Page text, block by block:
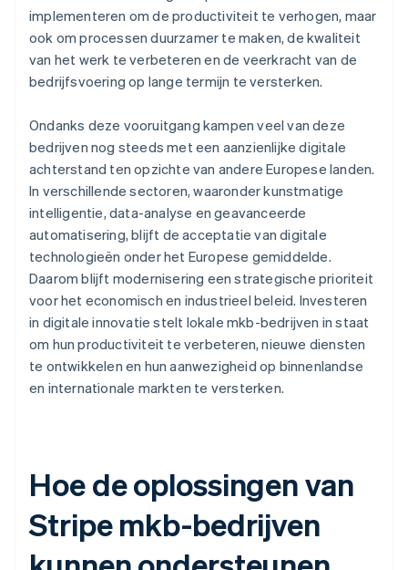
implementeren om de productiviteit te verhogen, maar
ook om processen duurzamer te maken, de kwaliteit
van het werk te verbeteren en de veerkracht van de
bedrijfsvoering op lange termijn te versterken.
Ondanks deze vooruitgang kampen veel van deze
bedrijven nog steeds met een aanzienlijke digitale
achterstand ten opzichte van andere Europese landen.
In verschillende sectoren, waaronder kunstmatige
intelligentie, data-analyse en geavanceerde
automatisering, blijft de acceptatie van digitale
technologieën onder het Europese gemiddelde.
Daarom blijft modernisering een strategische prioriteit
voor het economisch en industrieel beleid. Investeren
in digitale innovatie stelt lokale mkb-bedrijven in staat
om hun productiviteit te verbeteren, nieuwe diensten
te ontwikkelen en hun aanwezigheid op binnenlandse
en internationale markten te versterken.
Hoe de oplossingen van
Stripe mkb-bedrijven